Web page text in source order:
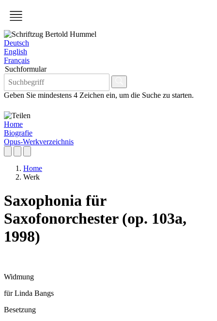
Deutsch
English
Français
Suchformular
Geben Sie mindestens 4 Zeichen ein, um die Suche zu starten.
Home
Biografie
Opus-Werkverzeichnis
Home
Werk
Saxophonia für
Saxofonorchester (op. 103a,
1998)
Widmung
für Linda Bangs
Besetzung